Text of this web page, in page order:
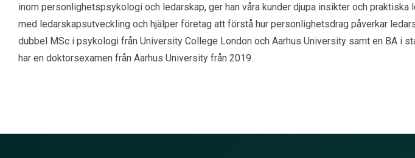
inom personlighetspsykologi och ledarskap, ger han våra kunder djupa insikter och praktiska
med ledarskapsutveckling och hjälper företag att förstå hur personlighetsdrag påverkar
dubbel MSc i psykologi från University College London och Aarhus University samt en BA i
har en doktorsexamen från Aarhus University från 2019.